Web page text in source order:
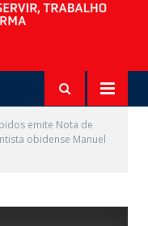
emite Nota de
obidense Manuel